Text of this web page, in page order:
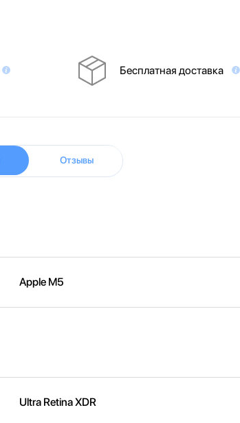
Бесплатная доставка
Отзывы
Apple M5
Ultra Retina XDR